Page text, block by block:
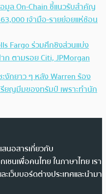
มูล On-Chain ชี้แนวรับสำคัญ
เจ้ามือ-รายย่อยแห่ช้อน
Fargo ร่วมศึกชิงส่วนแบ่ง
ก ตามรอย Citi, JPMorgan
งักยาว ๆ หลัง Warren ร้อง
รียญมีมของทรัมป์ เพราะทำนัก
นอสารเกี่ยวกับ
ชนเพื่อคนไทย ในภาษาไทย เรา
เว็บบอร์ดต่างประเทศและนำมา